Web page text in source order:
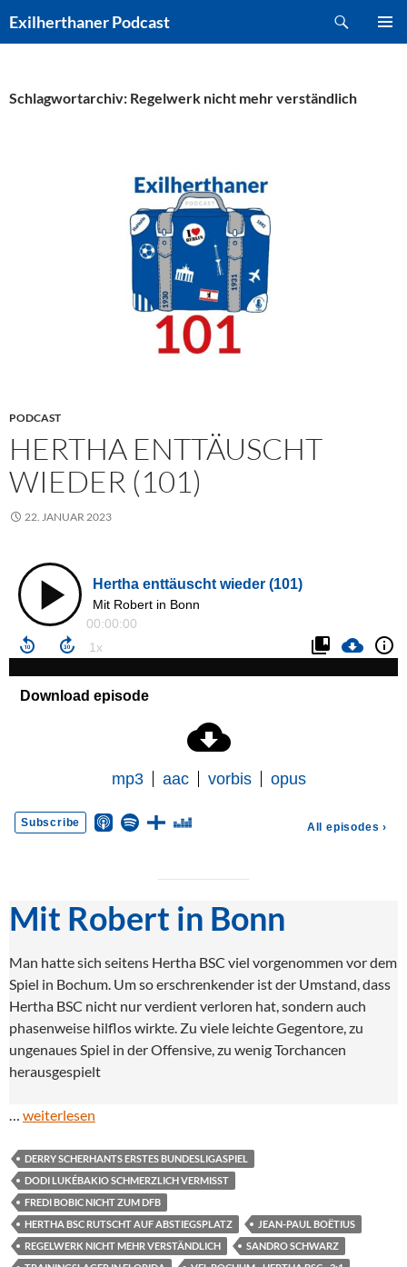
Inhalt
Exilherthaner Podcast
Schlagwortarchiv: Regelwerk nicht mehr verständlich
PODCAST
HERTHA ENTTÄUSCHT
WIEDER (101)
22. JANUAR 2023
Mit Robert in Bonn
Man hatte sich seitens Hertha BSC viel vorgenommen vor dem
Spiel in Bochum. Um so erschrenkender ist der Umstand, dass
Hertha BSC nicht nur verdient verloren hat, sondern auch
phasenweise hilflos wirkte. Zu viele leichte Gegentore, zu
ungenaues Spiel in der Offensive, zu wenig Torchancen
herausgespielt
… weiterlesen
DERRY SCHERHANTS ERSTES BUNDESLIGASPIEL
DODI LUKÉBAKIO SCHMERZLICH VERMISST
FREDI BOBIC NICHT ZUM DFB
HERTHA BSC RUTSCHT AUF ABSTIEGSPLATZ
JEAN-PAUL BOËTIUS
REGELWERK NICHT MEHR VERSTÄNDLICH
SANDRO SCHWARZ